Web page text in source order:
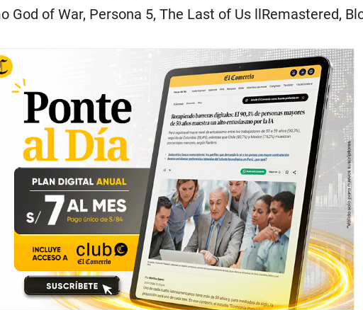
God of War, Persona 5, The Last of Us llRemastered,